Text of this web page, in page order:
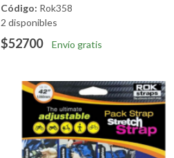
Código: Rok358
2 disponibles
$52700 Envío gratis